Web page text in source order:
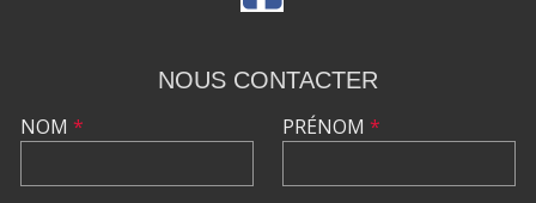
NOUS CONTACTER
NOM * PRÉNOM *